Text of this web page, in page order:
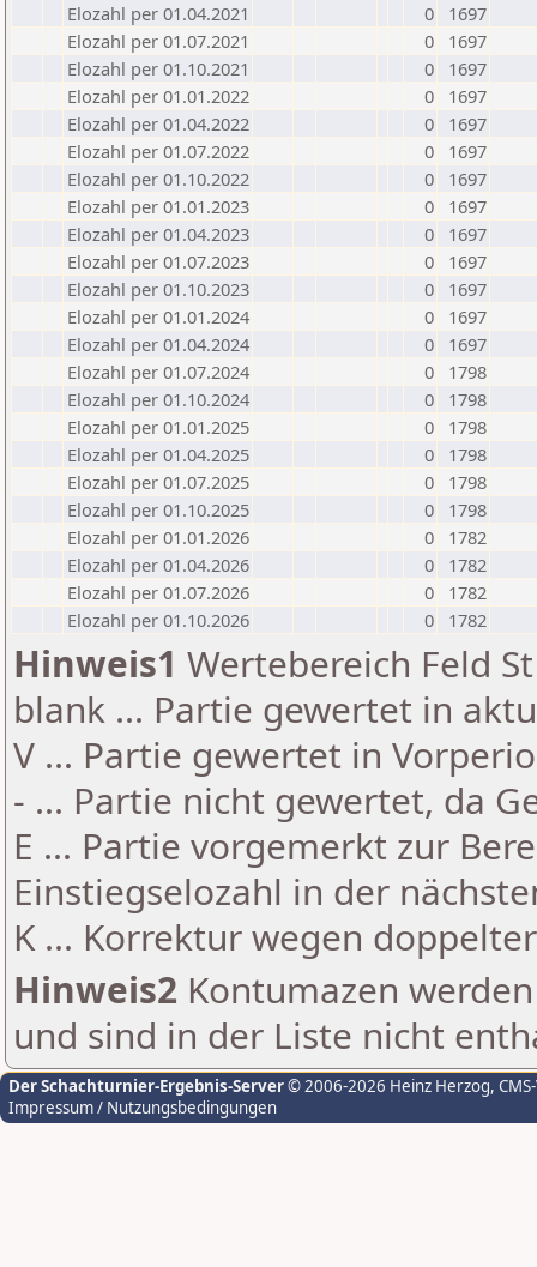
Elozahl per 01.04.2021
0
1697
Elozahl per 01.07.2021
0
1697
Elozahl per 01.10.2021
0
1697
Elozahl per 01.01.2022
0
1697
Elozahl per 01.04.2022
0
1697
Elozahl per 01.07.2022
0
1697
Elozahl per 01.10.2022
0
1697
Elozahl per 01.01.2023
0
1697
Elozahl per 01.04.2023
0
1697
Elozahl per 01.07.2023
0
1697
Elozahl per 01.10.2023
0
1697
Elozahl per 01.01.2024
0
1697
Elozahl per 01.04.2024
0
1697
Elozahl per 01.07.2024
0
1798
Elozahl per 01.10.2024
0
1798
Elozahl per 01.01.2025
0
1798
Elozahl per 01.04.2025
0
1798
Elozahl per 01.07.2025
0
1798
Elozahl per 01.10.2025
0
1798
Elozahl per 01.01.2026
0
1782
Elozahl per 01.04.2026
0
1782
Elozahl per 01.07.2026
0
1782
Elozahl per 01.10.2026
0 1782
Hinweis1 Wertebereich Feld
blank ... Partie gewertet in
V ... Partie gewertet in
- ... Partie nicht gewertet, da
E ... Partie vorgemerkt zur
Einstiegselozahl in der
K ... Korrektur wegen
Hinweis2 Kontumazen
und sind in der Liste nicht
Der Schachturnier-Ergebnis-Server© 2006-2026 Heinz Herzog,
Impressum / Nutzungsbedingungen